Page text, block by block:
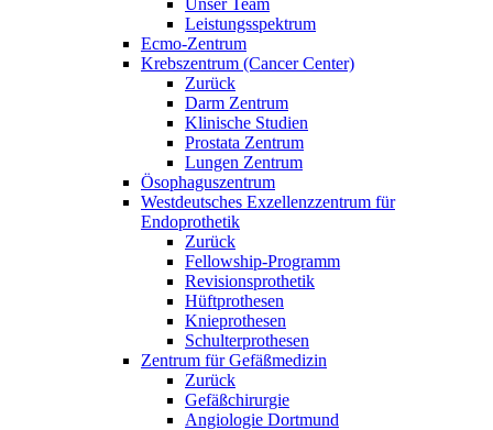
Unser Team
Leistungsspektrum
Ecmo-Zentrum
Krebszentrum (Cancer Center)
Zurück
Darm Zentrum
Klinische Studien
Prostata Zentrum
Lungen Zentrum
Ösophaguszentrum
Westdeutsches Exzellenzzentrum für
Endoprothetik
Zurück
Fellowship-Programm
Revisionsprothetik
Hüftprothesen
Knieprothesen
Schulterprothesen
Zentrum für Gefäßmedizin
Zurück
Gefäßchirurgie
Angiologie Dortmund